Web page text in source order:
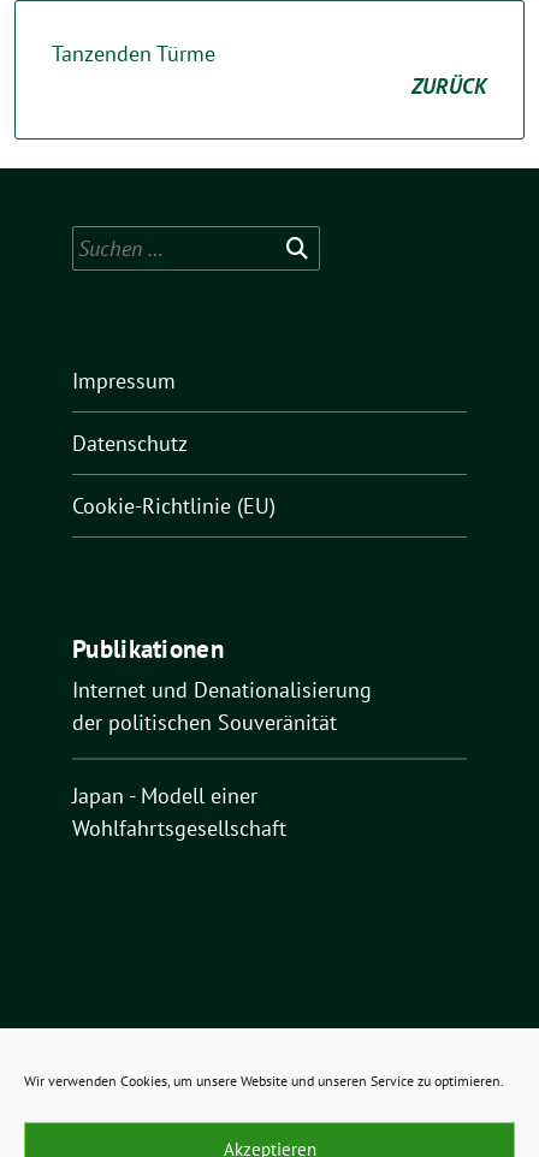
Wir verwenden Cookies, um unsere Website und unseren Service zu optimieren.
Akzeptieren
Tanzenden Türme
ZURÜCK
Suchen
nach:
Impressum
Datenschutz
Cookie-Richtlinie (EU)
Publikationen
Internet und Denationalisierung
der politischen Souveränität
Japan - Modell einer
Wohlfahrtsgesellschaft
O.K.ultur benutzt das